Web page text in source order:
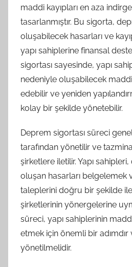
maddi kayıpları en aza
tasarlanmıştır. Bu sigorta,
oluşabilecek hasarları ve
yapı sahiplerine finansal
sigortası sayesinde, yapı
nedeniyle oluşabilecek maddi
edebilir ve yeniden
kolay bir şekilde yönetebilir.
Deprem sigortası süreci
tarafından yönetilir ve
şirketlere iletilir. Yapı
oluşan hasarları belgelemek
taleplerini doğru bir şekilde
şirketlerinin yönergelerine
süreci, yapı sahiplerinin maddi
etmek için önemli bir
yönetilmelidir.